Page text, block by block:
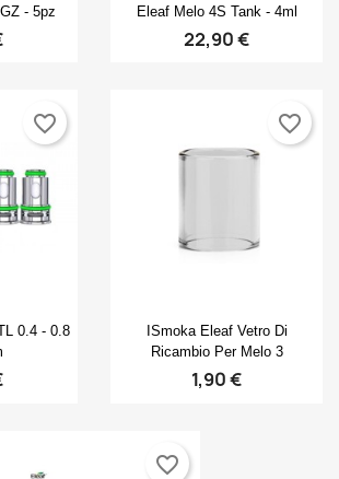
- 5pz 
Eleaf Melo 4S Tank - 4ml
22,90 €
0.4 - 0.8
favorite_border
Anteprima
ISmoka Eleaf Vetro Di
Ricambio Per Melo 3
1,90 €
favorite_border
favorite_border